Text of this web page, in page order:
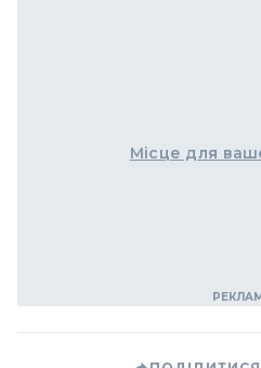
Місце для